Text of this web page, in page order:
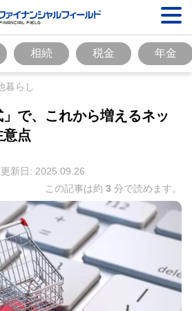
相続 税金 年金
暮らし
」で、これから増えるネッ
意点
更新日: 2025.09.26
この記事は約 3 分で読めます。